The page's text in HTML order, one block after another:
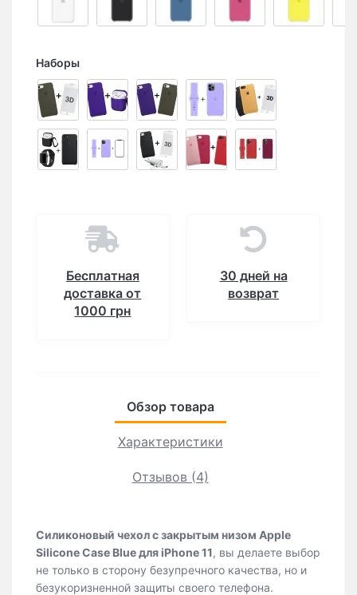
Наборы
Бесплатная
доставка от
1000 грн
30 дней на
возврат
Обзор товара
Характеристики
Отзывов (4)
Силиконовый чехол c закрытым низом Apple
Silicone Case Blue для iPhone 11, вы делаете выбор
не только в сторону безупречного качества, но и
безукоризненной защиты своего телефона.